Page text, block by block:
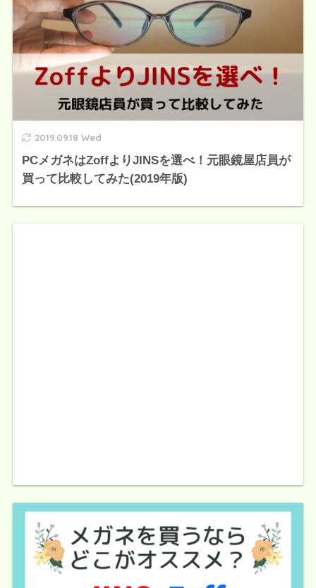
2019.09.18 Wed
PCメガネはZoffよりJINSを選べ！元眼鏡屋店員が
買って比較してみた(2019年版)